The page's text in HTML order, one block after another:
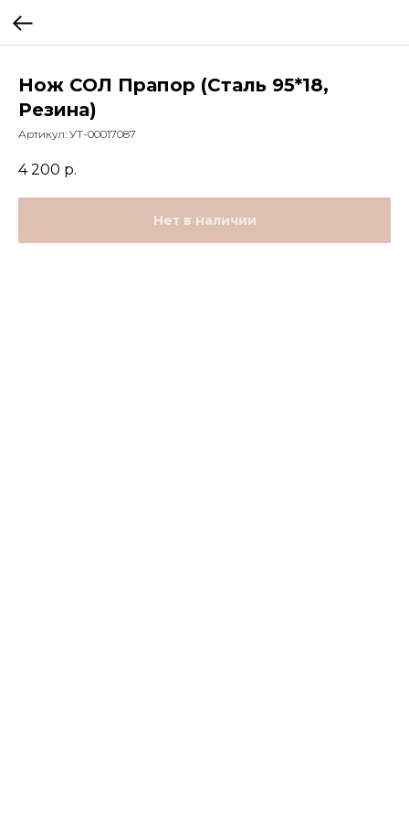
Нож СОЛ Прапор (Сталь 95*18,
Резина)
Артикул: УТ-00017087
4 200 р.
Нет в наличии